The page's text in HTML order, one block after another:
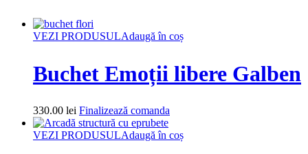
VEZI PRODUSULAdaugă în coș
Buchet Emoții libere Galben
330.00 lei Finalizează comanda
VEZI PRODUSULAdaugă în coș